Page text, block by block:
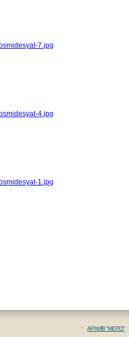
АРХИВ "МОТО"